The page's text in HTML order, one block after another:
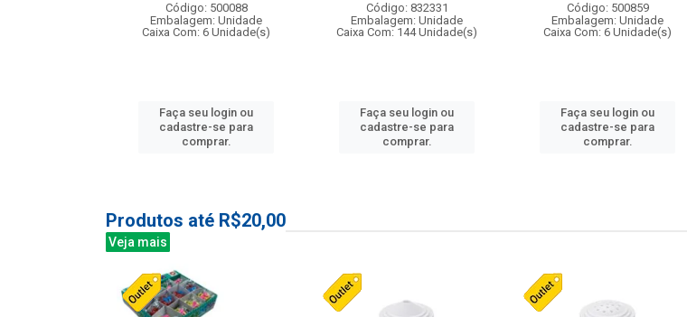
Código: 500088
Embalagem: Unidade
Caixa Com: 6 Unidade(s)
Faça seu login ou
cadastre-se para
comprar.
Código: 832331
Embalagem: Unidade
Caixa Com: 144 Unidade(s)
Faça seu login ou
cadastre-se para
comprar.
Código: 500859
Embalagem: Unidade
Caixa Com: 6 Unidade(s)
Faça seu login ou
cadastre-se para
comprar.
Produtos até R$20,00
Veja mais